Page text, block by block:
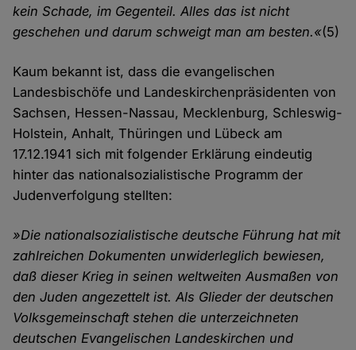
kein Schade, im Gegenteil. Alles das ist nicht
geschehen und darum schweigt man am besten.«(5)
Kaum bekannt ist, dass die evangelischen
Landesbischöfe und Landeskirchenpräsidenten von
Sachsen, Hessen-Nassau, Mecklenburg, Schleswig-
Holstein, Anhalt, Thüringen und Lübeck am
17.12.1941 sich mit folgender Erklärung eindeutig
hinter das nationalsozialistische Programm der
Judenverfolgung stellten:
»Die nationalsozialistische deutsche Führung hat mit
zahlreichen Dokumenten unwiderleglich bewiesen,
daß dieser Krieg in seinen weltweiten Ausmaßen von
den Juden angezettelt ist. Als Glieder der deutschen
Volksgemeinschaft stehen die unterzeichneten
deutschen Evangelischen Landeskirchen und